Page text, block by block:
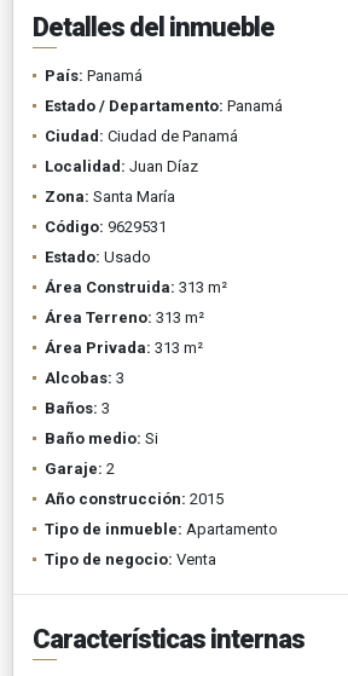
Detalles del inmueble
País: Panamá
Estado / Departamento: Panamá
Ciudad: Ciudad de Panamá
Localidad: Juan Díaz
Zona: Santa María
Código: 9629531
Estado: Usado
Área Construida: 313 m²
Área Terreno: 313 m²
Área Privada: 313 m²
Alcobas: 3
Baños: 3
Baño medio: Si
Garaje: 2
Año construcción: 2015
Tipo de inmueble: Apartamento
Tipo de negocio: Venta
Características internas